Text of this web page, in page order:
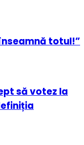
totul!”
să votez la